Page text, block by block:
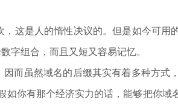
这是人的惰性决议的。但是如今可用
字组合，而且又短又容易记忆。
而虽然域名的后缀其实有着多种方式
如你有那个经济实力的话，能够把你域